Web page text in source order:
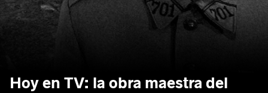
Hoy en TV: la obra maestra del